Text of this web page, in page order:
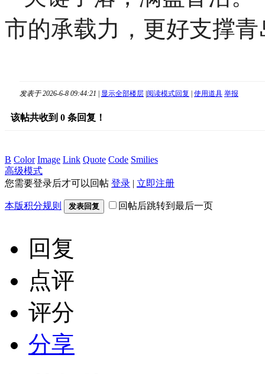
市的承载力，更好支撑
发表于 2026-6-8 09:44:21 | 显示全部楼层 |阅读模式回复 | 使用道具 举报
该帖共收到 0 条回复！
B Color Image Link Quote Code Smilies
高级模式
您需要登录后才可以回帖 登录 | 立即注册
本版积分规则 发表回复 回帖后跳转到最后一页
回复
点评
评分
分享